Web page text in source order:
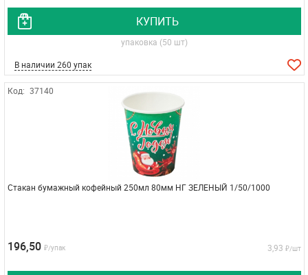
КУПИТЬ
упаковка (50 шт)
В наличии 260 упак
Код: 37140
Стакан бумажный кофейный 250мл 80мм НГ ЗЕЛЕНЫЙ 1/50/1000
196,50 ₽/упак 3,93 ₽/шт